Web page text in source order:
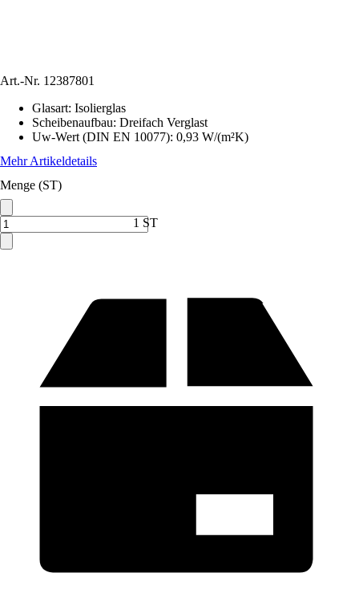
Art.-Nr. 12387801
Glasart: Isolierglas
Scheibenaufbau: Dreifach Verglast
Uw-Wert (DIN EN 10077): 0,93 W/(m²K)
Mehr Artikeldetails
Menge (ST)
1 ST